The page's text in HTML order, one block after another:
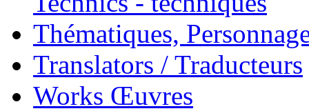
Thématiques,
Translators / Traducteurs
Works Œuvres